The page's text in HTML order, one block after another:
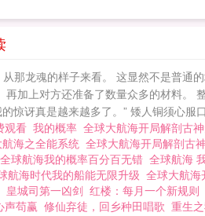
开局解剖古神
那龙魂的样子来看。 这显然不是普通
加上对方还准备了数量众多的材料。
惊讶真是越来越多了。” 矮人铜须心
观看 我的概率 全球大航海开局解剖古
航海之全能系统 全球大航海开局解剖古
全球航海我的概率百分百无错 全球航海
航海时代我的船能无限升级 全球大航海
皇城司第一凶剑 红楼：每月一个新规则
声苟赢 修仙弃徒，回乡种田唱歌 重生